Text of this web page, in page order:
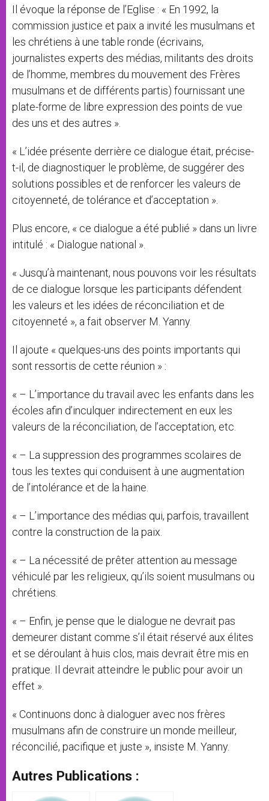
Il évoque la réponse de l’Eglise : « En 1992, la
commission justice et paix a invité les musulmans et
les chrétiens à une table ronde (écrivains,
journalistes experts des médias, militants des droits
de l’homme, membres du mouvement des Frères
musulmans et de différents partis) fournissant une
plate-forme de libre expression des points de vue
des uns et des autres ».
« L’idée présente derrière ce dialogue était, précise-
t-il, de diagnostiquer le problème, de suggérer des
solutions possibles et de renforcer les valeurs de
citoyenneté, de tolérance et d’acceptation ».
Plus encore, « ce dialogue a été publié » dans un livre
intitulé : « Dialogue national ».
« Jusqu’à maintenant, nous pouvons voir les résultats
de ce dialogue lorsque les participants défendent
les valeurs et les idées de réconciliation et de
citoyenneté », a fait observer M. Yanny.
Il ajoute « quelques-uns des points importants qui
sont ressortis de cette réunion » :
« – L’importance du travail avec les enfants dans les
écoles afin d’inculquer indirectement en eux les
valeurs de la réconciliation, de l’acceptation, etc.
« – La suppression des programmes scolaires de
tous les textes qui conduisent à une augmentation
de l’intolérance et de la haine.
« – L’importance des médias qui, parfois, travaillent
contre la construction de la paix.
« – La nécessité de prêter attention au message
véhiculé par les religieux, qu’ils soient musulmans ou
chrétiens.
« – Enfin, je pense que le dialogue ne devrait pas
demeurer distant comme s’il était réservé aux élites
et se déroulant à huis clos, mais devrait être mis en
pratique. Il devrait atteindre le public pour avoir un
effet ».
« Continuons donc à dialoguer avec nos frères
musulmans afin de construire un monde meilleur,
réconcilié, pacifique et juste », insiste M. Yanny.
Autres Publications :